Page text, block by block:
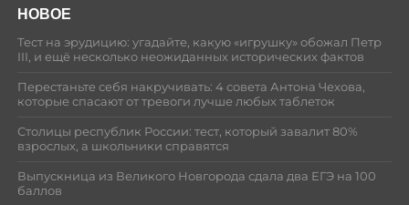
НОВОЕ
Тест на эрудицию: угадайте, какую «игрушку» обожал Петр
III, и ещё несколько неожиданных исторических фактов
Перестаньте себя накручивать: 4 совета Антона Чехова,
которые спасают от тревоги лучше любых таблеток
Столицы республик России: тест, который завалит 80%
взрослых, а школьники справятся
Выпускница из Великого Новгорода сдала два ЕГЭ на 100
баллов